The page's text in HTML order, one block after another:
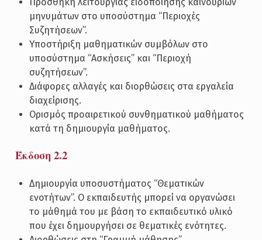
Προσθήκη λειτουργίας ειδοποίησης καινούριων
μηνυμάτων στο υποσύστημα “Περιοχές
Συζητήσεων”.
Υποστήριξη μαθηματικών συμβόλων στο
υποσύστημα “Ασκήσεις” και “Περιοχή
συζητήσεων”.
Διάφορες αλλαγές και διορθώσεις στα εργαλεία
διαχείρισης.
Ορισμός προαιρετικού συνθηματικού μαθήματος
κατά τη δημιουργία μαθήματος.
Έκδοση 2.2
Δημιουργία υποσυστήματος “Θεματικών
ενοτήτων”. Ο εκπαιδευτής μπορεί να οργανώσει
το μάθημά του με βάση το εκπαιδευτικό υλικό
που έχει δημουργήσει σε θεματικές ενότητες.